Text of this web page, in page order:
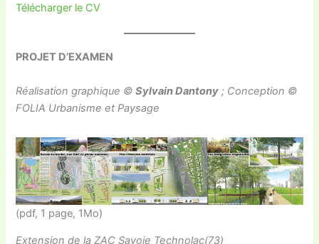
Télécharger le CV
PROJET D’EXAMEN
Réalisation graphique ©Sylvain Dantony ; Conception ©
FOLIA Urbanisme et Paysage
(pdf, 1 page, 1Mo)
Extension de la ZAC Savoie Technolac(73)